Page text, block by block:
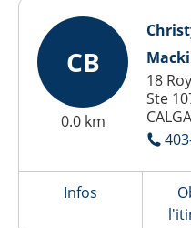
CB
0.0 km
18
Ste
Infos